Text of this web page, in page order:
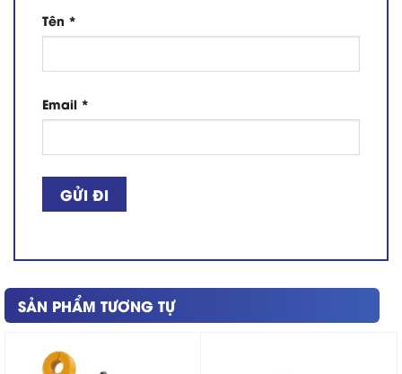
Tên *
Email *
SẢN PHẨM TƯƠNG TỰ